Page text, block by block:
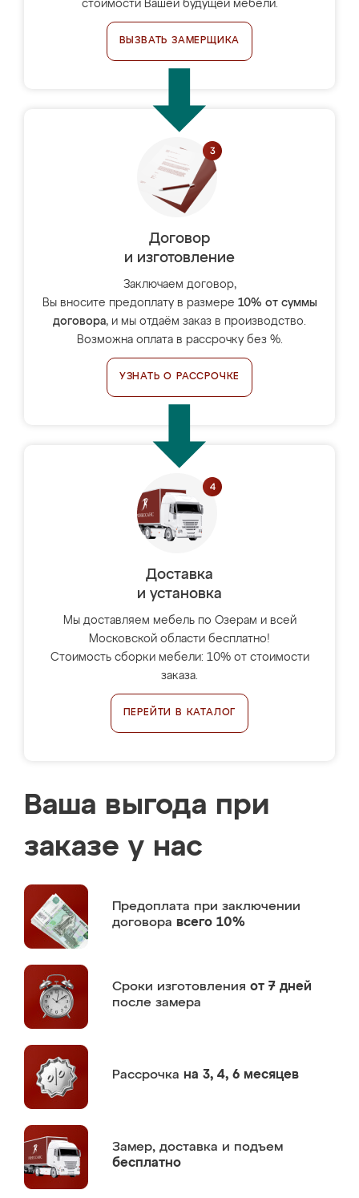
стоимости Вашей будущей мебели.
ВЫЗВАТЬ ЗАМЕРЩИКА
Договор
и изготовление
Заключаем договор,
Вы вносите предоплату в размере 10% от суммы
договора, и мы отдаём заказ в производство.
Возможна оплата в рассрочку без %.
УЗНАТЬ О РАССРОЧКЕ
Доставка
и установка
Мы доставляем мебель по Озерам и всей
Московской области бесплатно!
Стоимость сборки мебели: 10% от стоимости
заказа.
ПЕРЕЙТИ В КАТАЛОГ
Ваша выгода при
заказе у нас
Предоплата при заключении
договора всего 10%
Сроки изготовления от 7 дней
после замера
Рассрочка на 3, 4, 6 месяцев
Замер, доставка и подъем
бесплатно